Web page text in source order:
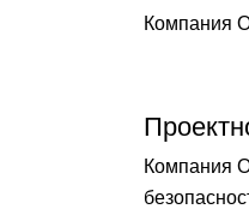
Компания
Компания